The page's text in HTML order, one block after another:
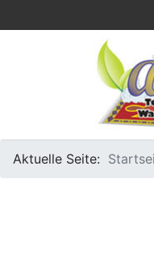
Aktuelle Seite: